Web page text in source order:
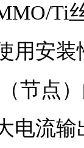
Ti
用安装
节点
电流输